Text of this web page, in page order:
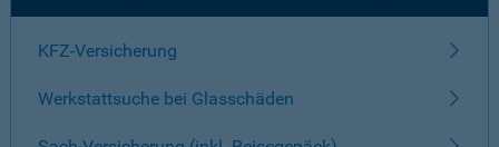
KFZ-Versicherung
Werkstattsuche bei Glasschäden